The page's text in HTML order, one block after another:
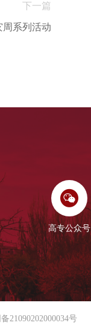
下一篇
系列活动
高专公众号
21090202000034号